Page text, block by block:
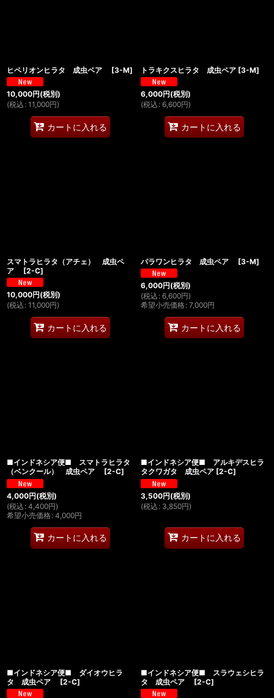
ヒペリオンヒラタ 成虫ペア [3-M]
10,000円(税別)
(税込 : 11,000円)
カートに入れる
トラキクスヒラタ 成虫ペア [3-M]
6,000円(税別)
(税込 : 6,600円)
カートに入れる
スマトラヒラタ（アチェ） 成虫ペ
ア
[2-C]
10,000円(税別)
(税込 : 11,000円)
カートに入れる
パラワンヒラタ 成虫ペア [3-M]
6,000円(税別)
(税込 : 6,600円)
希望小売価格 : 7,000円
カートに入れる
■インドネシア便■ スマトラヒラタ
（ベンクール） 成虫ペア
[2-C]
4,000円(税別)
(税込 : 4,400円)
希望小売価格 : 4,000円
カートに入れる
■インドネシア便■ アルキデスヒラ
タクワガタ 成虫ペア [2-C]
3,500円(税別)
(税込 : 3,850円)
カートに入れる
■インドネシア便■ ダイオウヒラ
タ 成虫ペア
[2-C]
■インドネシア便■ スラウェシヒラ
タ 成虫ペア
[2-C]